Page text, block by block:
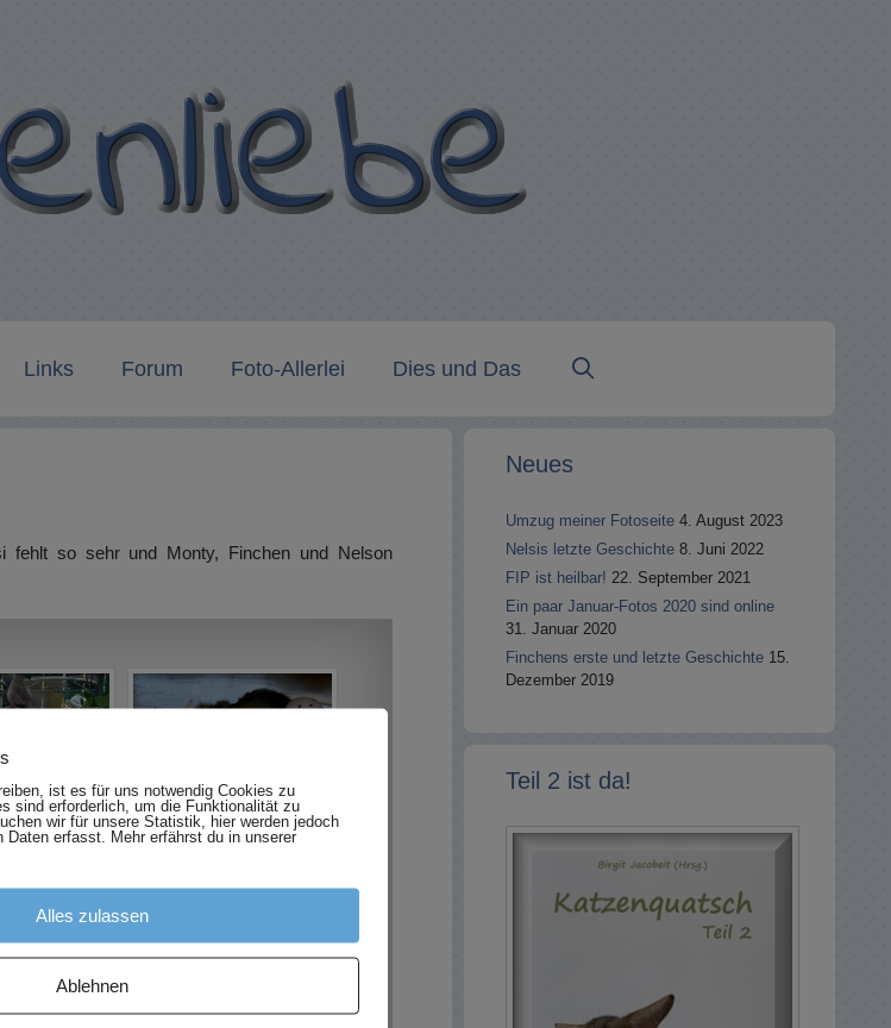
Links Forum Foto-Allerlei Dies und Das
fehlt so sehr und Monty, Finchen und Nelson
Neues
Umzug meiner Fotoseite 4. August 2023
Nelsis letzte Geschichte 8. Juni 2022
FIP ist heilbar! 22. September 2021
Ein paar Januar-Fotos 2020 sind online
31. Januar 2020
Finchens erste und letzte Geschichte 15.
Dezember 2019
Teil 2 ist da!
ist es für uns notwendig Cookies zu
sind erforderlich, um die Funktionalität zu
wir für unsere Statistik, hier werden jedoch
Daten erfasst. Mehr erfährst du in unserer
Alles zulassen
Ablehnen